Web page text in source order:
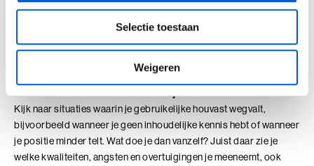
Selectie toestaan
Weigeren
Leidinggeven vanuit je essentie betekent dat je keuzes niet alleen
werkelijk belangrijk vindt. Je kent jedrijfveren
morele kompas en vertaalt die naar zichtbaar gedrag. Dat maakt
je leiderschap rustiger, helderder en consistenter.
Hoe ontdek ik wie ik ben los van mijn rol als leider?
Kijk naar situaties waarin je gebruikelijke houvast wegvalt,
bijvoorbeeld wanneer je geen inhoudelijke kennis hebt of wanneer
je positie minder telt. Wat doe je dan vanzelf? Juist daar zie je
welke kwaliteiten, angsten en overtuigingen je meeneemt, ook